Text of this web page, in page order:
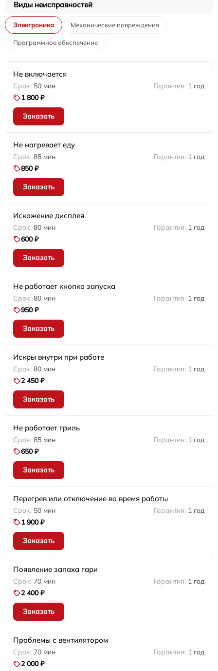
Виды неисправностей
Электроника Механические повреждения
Программное обеспечение
Не включается
50 мин
1 год
1 800 ₽
Заказать
Не нагревает еду
85 мин
1 год
850 ₽
Заказать
Искажение дисплея
80 мин
1 год
600 ₽
Заказать
Не работает кнопка запуска
80 мин
1 год
950 ₽
Заказать
Искры внутри при работе
80 мин
1 год
2 450 ₽
Заказать
Не работает гриль
85 мин
1 год
650 ₽
Заказать
Перегрев или отключение во время работы
50 мин
1 год
1 900 ₽
Заказать
Появление запаха гари
70 мин
1 год
2 400 ₽
Заказать
Проблемы с вентилятором
70 мин
1 год
2 000 ₽